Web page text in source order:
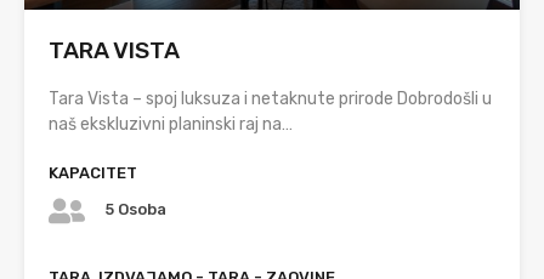
TARA VISTA
Tara Vista – spoj luksuza i netaknute prirode Dobrodošli u
naš ekskluzivni planinski raj na…
KAPACITET
5 Osoba